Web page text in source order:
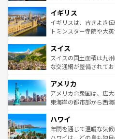
いる。シャンパンの発
香り高いラベンダー畑
らに、パリ以外の地域
れる地方に足を運ぶと
きるだろう。
を参照してほしい。
顔を持つこの国は、ど
ルリンの文化的活気、
してライン川沿いのワ
は、お酒好きな人にはぜひ体験
ドイツ情報はコンテン
イギリス
イギリスは、古きよき
トミンスター寺院や大
リアごとに異なる魅力
ティー、ビール好きに
戦など、本場だからこ
ンツ一覧を参照してほし
スイス
スイスの国土面積は九
な交通網が整備されて
の建物がそのまま残る
博物館もあり、アルプ
ことができる。国民の
ば市内交通費無料で観光を楽
着のスイス情報はコン
アメリカ
アメリカ合衆国は、広
東海岸の都市部から西
のような巨大都市は、
ンメントが詰まった刺
西部には大自然が広が
ハワイ
年間を通じて温暖な気
ハワイは、どの島も独